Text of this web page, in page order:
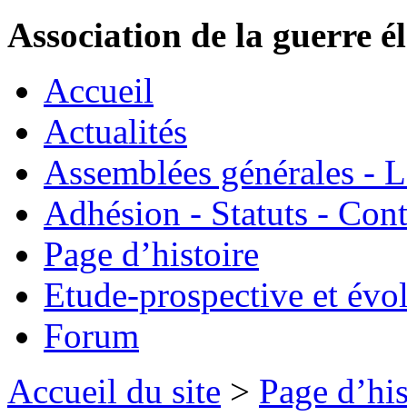
Association de la guerre
Accueil
Actualités
Assemblées générales -
Adhésion - Statuts -
Page d’histoire
Etude-prospective et
Forum
Accueil du site > Page